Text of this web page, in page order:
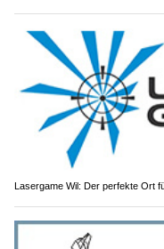
Lasergame Wil: Der perfekte Ort